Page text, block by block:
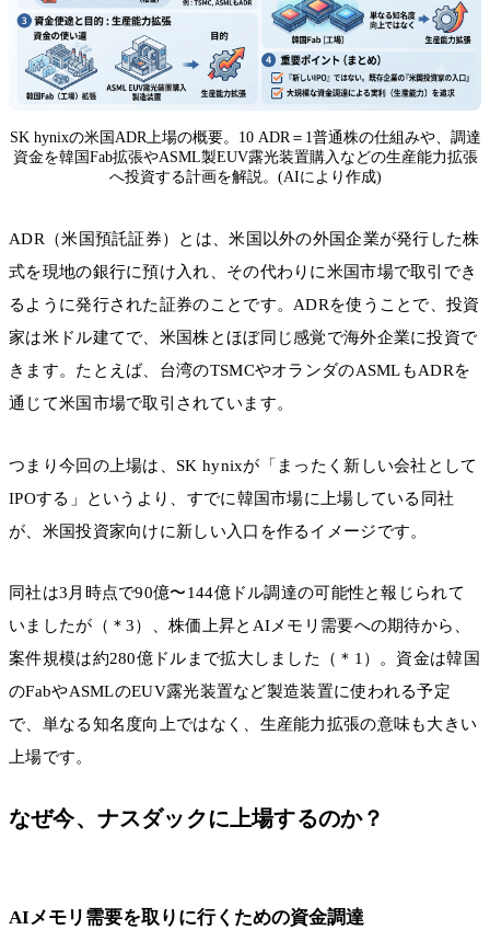
SK hynixの米国ADR上場の概要。10 ADR＝1普通株の仕組みや、調達
資金を韓国Fab拡張やASML製EUV露光装置購入などの生産能力拡張
へ投資する計画を解説。(AIにより作成)
ADR（米国預託証券）とは、米国以外の外国企業が発行した株
式を現地の銀行に預け入れ、その代わりに米国市場で取引でき
るように発行された証券のことです。ADRを使うことで、投資
家は米ドル建てで、米国株とほぼ同じ感覚で海外企業に投資で
きます。たとえば、台湾のTSMCやオランダのASMLもADRを
通じて米国市場で取引されています。
つまり今回の上場は、SK hynixが「まったく新しい会社として
IPOする」というより、すでに韓国市場に上場している同社
が、米国投資家向けに新しい入口を作るイメージです。
同社は3月時点で90億〜144億ドル調達の可能性と報じられて
いましたが（＊3）、株価上昇とAIメモリ需要への期待から、
案件規模は約280億ドルまで拡大しました（＊1）。資金は韓国
のFabやASMLのEUV露光装置など製造装置に使われる予定
で、単なる知名度向上ではなく、生産能力拡張の意味も大きい
上場です。
なぜ今、ナスダックに上場するのか？
AIメモリ需要を取りに行くための資金調達